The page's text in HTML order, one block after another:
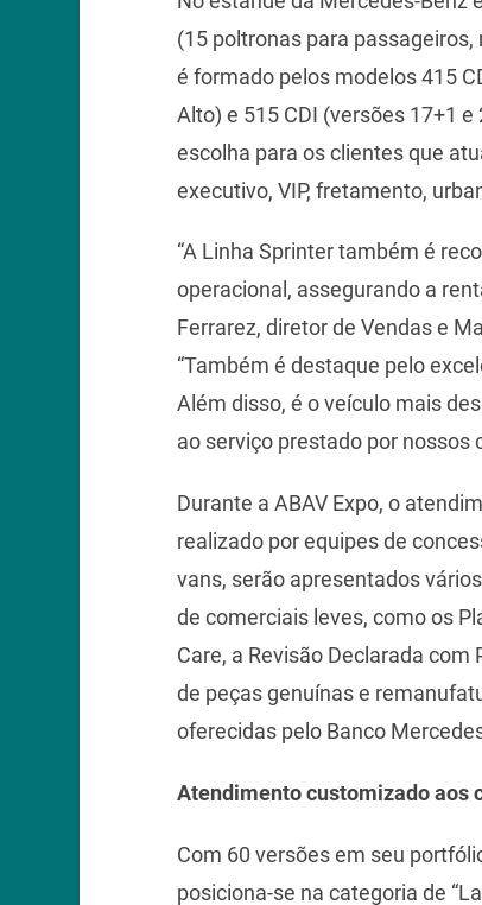
(15 poltronas para
é formado pelos modelos 415
Alto) e 515 CDI (versões 17+1
escolha para os clientes que
executivo, VIP, fretamento,
“A Linha Sprinter também é
operacional, assegurando a
Ferrarez, diretor de Vendas e
“Também é destaque pelo
Além disso, é o veículo mais
ao serviço prestado por nossos
Durante a ABAV Expo, o
realizado por equipes de
vans, serão apresentados
de comerciais leves, como os
Care, a Revisão Declarada
de peças genuínas e
oferecidas pelo Banco
Atendimento customizado aos
Com 60 versões em seu
posiciona-se na categoria de